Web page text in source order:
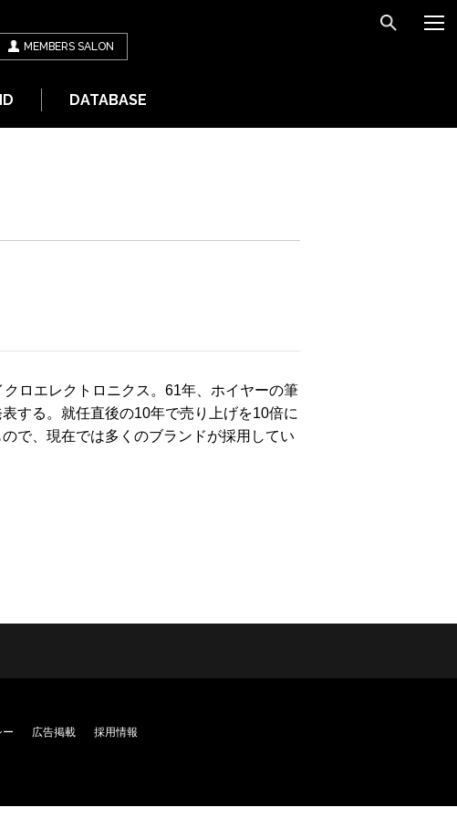
MEMBERS SALON
DATABASE
ロエレクトロニクス。61年、ホイヤーの筆
する。就任直後の10年で売り上げを10倍に
で、現在では多くのブランドが採用してい
ー 広告掲載 採用情報